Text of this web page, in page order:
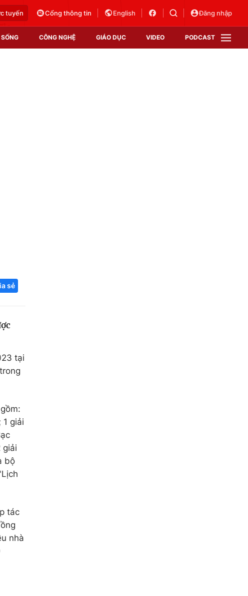
tuyến Cổng thông tin English Đăng nhập
CÔNG NGHỆ GIÁO DỤC VIDEO PODCAST
nghệ tương lai
sẻ
tại
1 giải
giải
bộ
tác
nhà